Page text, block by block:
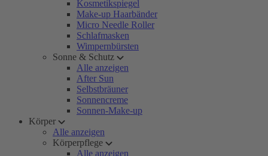
Kosmetikspiegel
Make-up Haarbänder
Micro Needle Roller
Schlafmasken
Wimpernbürsten
Sonne & Schutz
Alle anzeigen
After Sun
Selbstbräuner
Sonnencreme
Sonnen-Make-up
Körper
Alle anzeigen
Körperpflege
Alle anzeigen